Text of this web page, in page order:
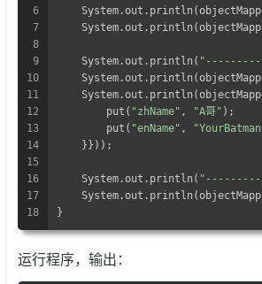
6
7
8
9
10
11
12
13
14
15
16
17
18
    System.out.println(
"----------
        put(
"zhName" , "A哥" );
        put(
"enName" ,
    }}));
    System.out.println(
"----------
}
运行程序，输出：